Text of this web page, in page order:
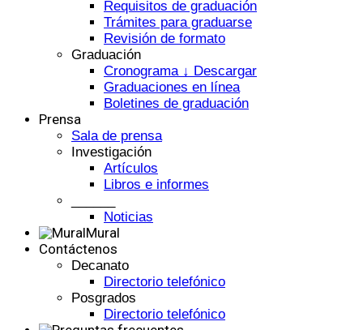
Requisitos de graduación
Trámites para graduarse
Revisión de formato
Graduación
Cronograma ↓ Descargar
Graduaciones en línea
Boletines de graduación
Prensa
Sala de prensa
Investigación
Artículos
Libros e informes
Noticias
Mural
Contáctenos
Decanato
Directorio telefónico
Posgrados
Directorio telefónico